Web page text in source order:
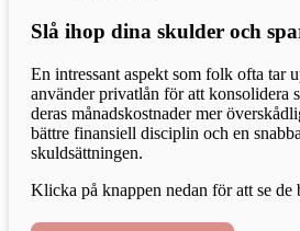
Slå ihop dina skulder och
En intressant aspekt som folk ofta tar
använder privatlån för att konsolidera
deras månadskostnader mer
bättre finansiell disciplin och en
skuldsättningen.
Klicka på knappen nedan för att se de